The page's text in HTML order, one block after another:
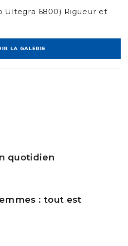
Ultegra 6800) Rigueur et
LA GALERIE
quotidien
: tout est